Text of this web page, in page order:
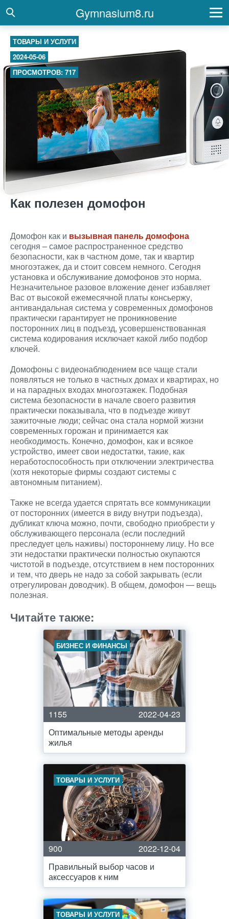
Gymnasium8.ru
ТОВАРЫ И УСЛУГИ
2024-05-06
ПРОСМОТРОВ: 717
Как полезен домофон
Домофон как и вызывная панель домофона
сегодня – самое распространенное средство
безопасности, как в частном доме, так и квартир
многоэтажек, да и стоит совсем немного. Сегодня
установка и обслуживание домофонов это норма.
Незначительное разовое вложение денег избавляет
Вас от высокой ежемесячной платы консьержу,
антивандальная система у современных домофонов
практически гарантирует не проникновение
посторонних лиц в подъезд, усовершенствованная
система кодирования исключает какой либо подбор
ключей.
Домофоны с видеонаблюдением все чаще стали
появляться не только в частных домах и квартирах, но
и на парадных входах многоэтажек. Подобная
система безопасности в начале своего развития
практически показывала, что в подъезде живут
зажиточные люди; сейчас она стала нормой жизни
современных горожан и принимается как
необходимость. Конечно, домофон, как и всякое
устройство, имеет свои недостатки, такие, как
неработоспособность при отключении электричества
(хотя некоторые фирмы создают системы с
автономным питанием).
Также не всегда удается спрятать все коммуникации
от посторонних (имеется в виду внутри подъезда),
дубликат ключа можно, почти, свободно приобрести у
обслуживающего персонала (если последний
преследует цель наживы) постороннему лицу. Но все
эти недостатки практически полностью окупаются
чистотой в подъезде, отсутствием в нем посторонних
и тем, что дверь не надо за собой закрывать (если
отрегулирован доводчик). В общем, домофон — вещь
полезная.
Читайте также:
БИЗНЕС И ФИНАНСЫ
1155
2022-04-23
Оптимальные методы аренды
жилья
ТОВАРЫ И УСЛУГИ
900
2022-12-04
Правильный выбор часов и
аксессуаров к ним
ТОВАРЫ И УСЛУГИ